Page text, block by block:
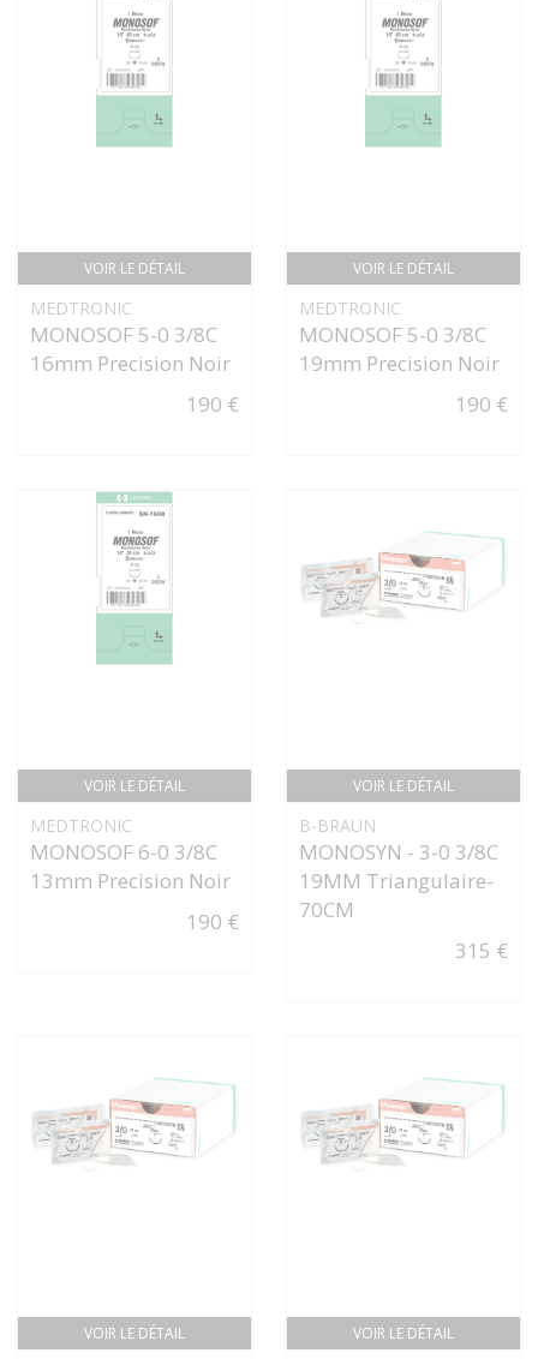
VOIR LE DÉTAIL
MEDTRONIC
MONOSOF 5-0 3/8C
16mm Precision Noir
190 €
VOIR LE DÉTAIL
MEDTRONIC
MONOSOF 5-0 3/8C
19mm Precision Noir
190 €
VOIR LE DÉTAIL
MEDTRONIC
MONOSOF 6-0 3/8C
13mm Precision Noir
190 €
VOIR LE DÉTAIL
B-BRAUN
MONOSYN - 3-0 3/8C
19MM Triangulaire-
70CM
315 €
VOIR LE DÉTAIL VOIR LE DÉTAIL